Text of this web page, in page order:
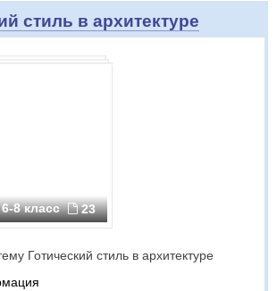
стиль в архитектуре
6-8 класс 23
Готический стиль в архитектуре